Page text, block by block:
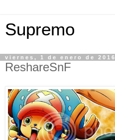
Supremo
viernes, 1 de enero de 2016
ReshareSnF